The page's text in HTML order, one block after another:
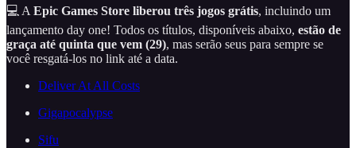
💻 A Epic Games Store liberou três jogos grátis, incluindo um
lançamento day one! Todos os títulos, disponíveis abaixo, estão de
graça até quinta que vem (29), mas serão seus para sempre se
você resgatá-los no link até a data.
Deliver At All Costs
Gigapocalypse
Sifu